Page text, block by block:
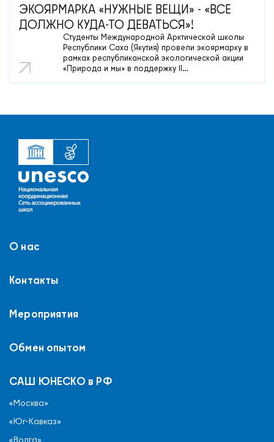
ЭКОЯРМАРКА «НУЖНЫЕ ВЕЩИ» - «ВСЕ
ДОЛЖНО КУДА-ТО ДЕВАТЬСЯ»!
Студенты Международной Арктической школы
Республики Саха (Якутия) провели экоярмарку в
рамках республиканской экологической акции
«Природа и мы» в поддержку II
О нас
Контакты
Мероприятия
Обмен опытом
САШ ЮНЕСКО в РФ
«Москва»
«Юг-Кавказ»
«Волга»